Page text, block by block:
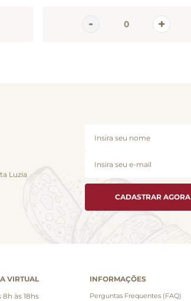
Luzia
CADASTRAR AGORA
VIRTUAL
8h às 18hs
INFORMAÇÕES
Perguntas Frequentes (FAQ)